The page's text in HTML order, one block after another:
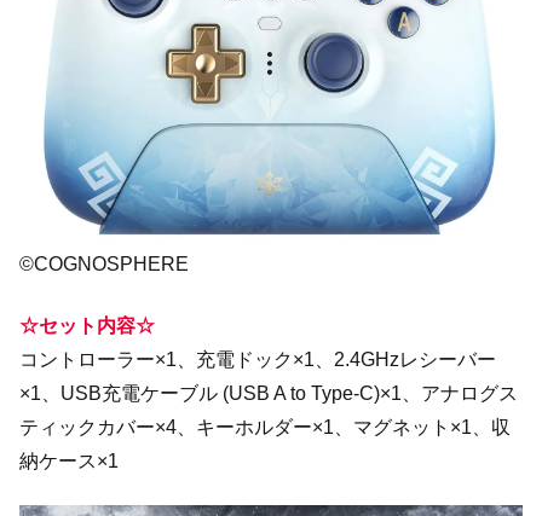
©COGNOSPHERE
☆セット内容☆
コントローラー×1、充電ドック×1、2.4GHzレシーバー
×1、USB充電ケーブル (USB A to Type-C)×1、アナログス
ティックカバー×4、キーホルダー×1、マグネット×1、収
納ケース×1